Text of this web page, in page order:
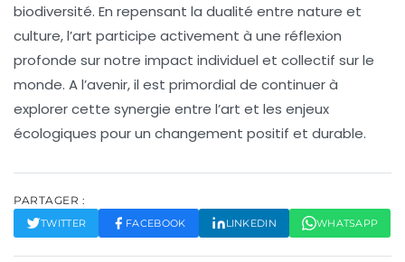
biodiversité. En repensant la dualité entre nature et
culture, l’art participe activement à une réflexion
profonde sur notre impact individuel et collectif sur le
monde. A l’avenir, il est primordial de continuer à
explorer cette synergie entre l’art et les enjeux
écologiques pour un changement positif et durable.
PARTAGER :
TWITTER FACEBOOK LINKEDIN WHATSAPP